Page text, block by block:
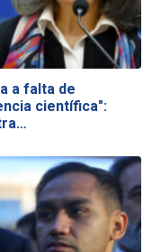
a falta de
científica":